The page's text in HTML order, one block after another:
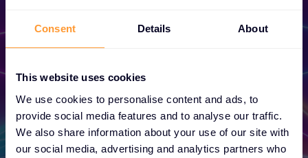
Consent Details About
This website uses cookies
We use cookies to personalise content and ads, to
provide social media features and to analyse our traffic.
We also share information about your use of our site with
our social media, advertising and analytics partners who
Odemkněte exkluzivní partnerství a zvyšte
svůj úspěch ještě dnes.
Zjistěte více